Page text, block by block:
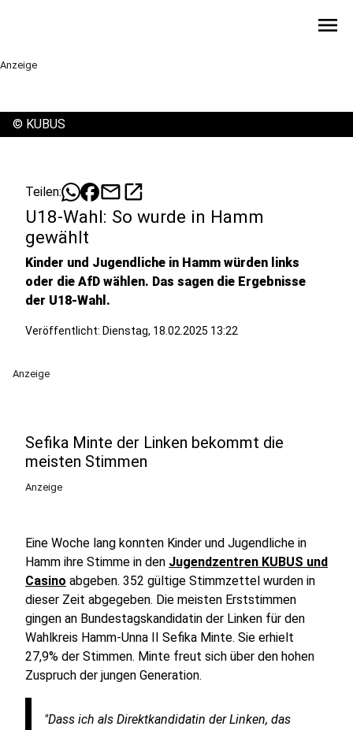
menu
Anzeige
© KUBUS
Teilen: mailopen_in_new
U18-Wahl: So wurde in Hamm
gewählt
Kinder und Jugendliche in Hamm würden links
oder die AfD wählen. Das sagen die Ergebnisse
der U18-Wahl.
Veröffentlicht: Dienstag, 18.02.2025 13:22
Anzeige
Sefika Minte der Linken bekommt die
meisten Stimmen
Anzeige
Eine Woche lang konnten Kinder und Jugendliche in
Hamm ihre Stimme in den Jugendzentren KUBUS und
Casino abgeben. 352 gültige Stimmzettel wurden in
dieser Zeit abgegeben. Die meisten Erststimmen
gingen an Bundestagskandidatin der Linken für den
Wahlkreis Hamm-Unna II Sefika Minte. Sie erhielt
27,9% der Stimmen. Minte freut sich über den hohen
Zuspruch der jungen Generation.
"Dass ich als Direktkandidatin der Linken, das